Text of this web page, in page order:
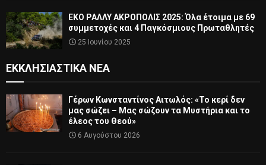
ΕΚΟ ΡΑΛΛΥ ΑΚΡΟΠΟΛΙΣ 2025: Όλα έτοιμα με 69
συμμετοχές και 4 Παγκόσμιους Πρωταθλητές
25 Ιουνίου 2025
ΕΚΚΛΗΣΙΑΣΤΙΚΆ ΝΈΑ
Γέρων Κωνσταντίνος Αιτωλός: «Το κερί δεν
μας σώζει – Μας σώζουν τα Μυστήρια και το
έλεος του Θεού»
6 Αυγούστου 2026